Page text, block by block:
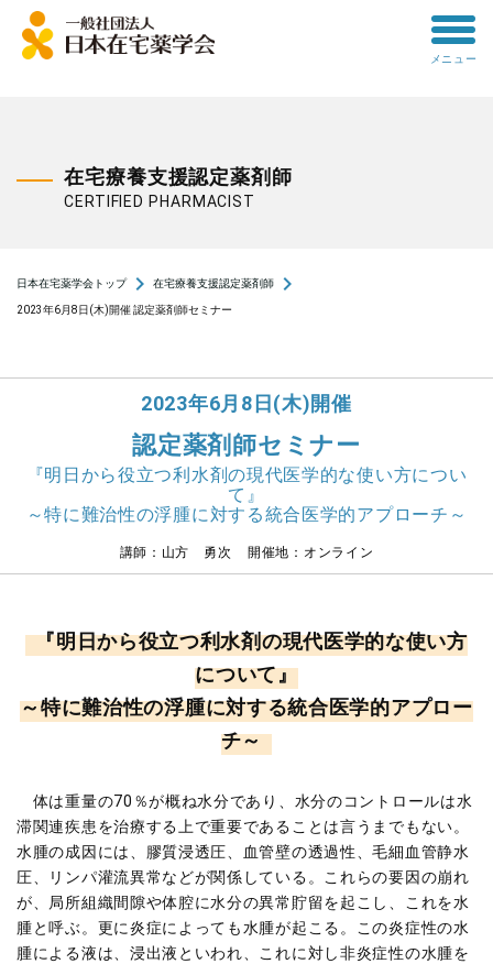
toggle
メニュー
在宅療養支援認定薬剤師
CERTIFIED PHARMACIST
日本在宅薬学会トップnavigate_next 在宅療養支援認定薬剤師 navigate_next
2023年6月8日(木)開催 認定薬剤師セミナー
2023年6月8日(木)開催
認定薬剤師セミナー
『明日から役立つ利水剤の現代医学的な使い方につい
て』
～特に難治性の浮腫に対する統合医学的アプローチ～
講師：山方 勇次 開催地：オンライン
『明日から役立つ利水剤の現代医学的な使い方
について』
～特に難治性の浮腫に対する統合医学的アプロー
チ～
体は重量の70％が概ね水分であり、水分のコントロールは水
滞関連疾患を治療する上で重要であることは言うまでもない。
水腫の成因には、膠質浸透圧、血管壁の透過性、毛細血管静水
圧、リンパ灌流異常などが関係している。これらの要因の崩れ
が、局所組織間隙や体腔に水分の異常貯留を起こし、これを水
腫と呼ぶ。更に炎症によっても水腫が起こる。この炎症性の水
腫による液は、浸出液といわれ、これに対し非炎症性の水腫を